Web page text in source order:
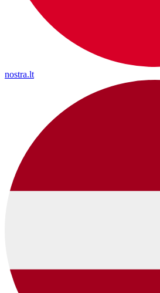
nostra.lt